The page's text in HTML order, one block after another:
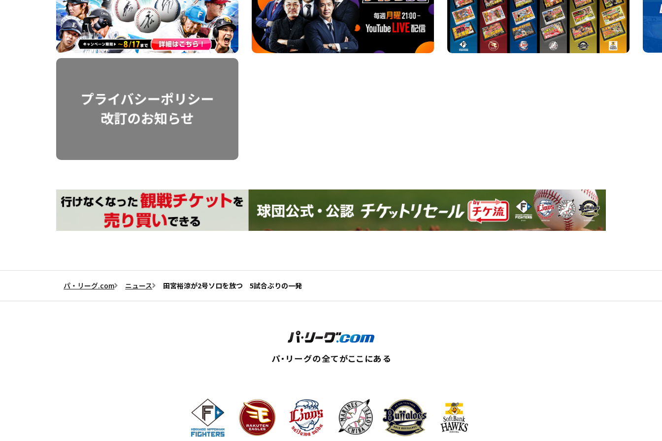
パ・リーグ.com ニュース 田宮裕涼が2号ソロを放つ 5試合ぶりの一発